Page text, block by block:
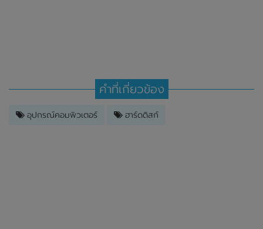
คำที่เกี่ยวข้อง
อุปกรณ์คอมพิวเตอร์ ฮาร์ดดิสก์